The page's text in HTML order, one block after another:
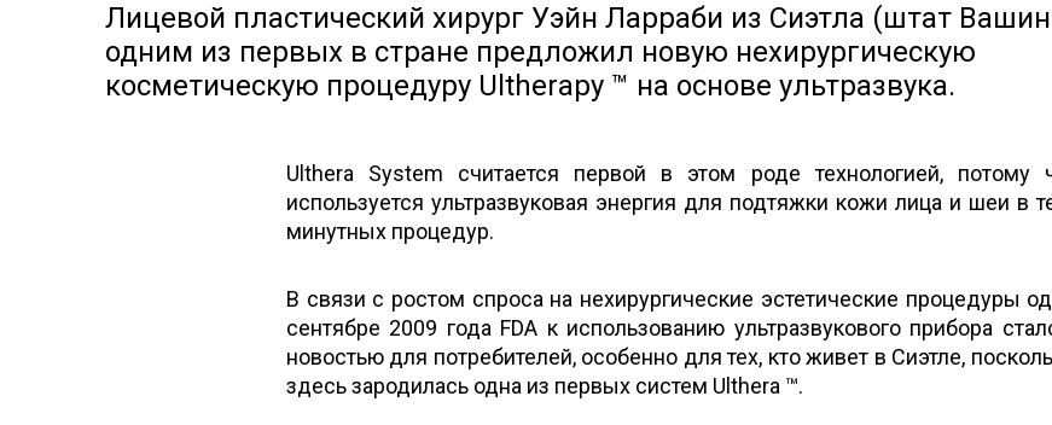
Лицевой пластический хирург Уэйн Ларраби из Сиэтла (штат
одним из первых в стране предложил новую нехирургическую
косметическую процедуру Ultherapy ™ на основе ультразвука.
Ulthera System считается первой в этом роде технологией, потому
используется ультразвуковая энергия для подтяжки кожи лица и шеи в
минутных процедур.
В связи с ростом спроса на нехирургические эстетические процедуры
сентябре 2009 года FDA к использованию ультразвукового прибора
новостью для потребителей, особенно для тех, кто живет в Сиэтле,
здесь зародилась одна из первых систем Ulthera ™.